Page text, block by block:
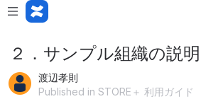
２．サンプル組織の説明
渡辺孝則
Published in STORE＋ 利用ガイド